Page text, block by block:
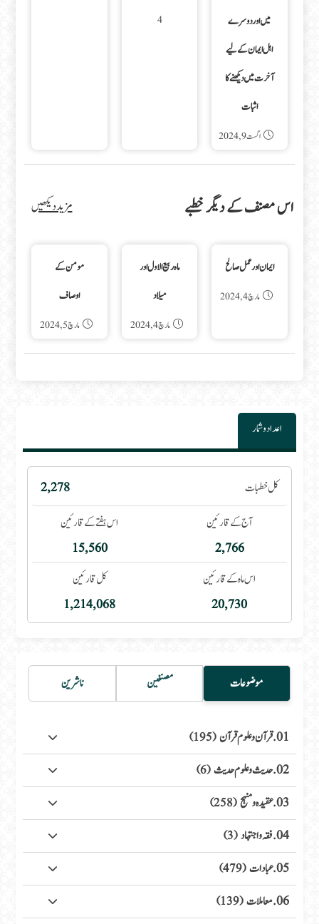
میں اور دوسرے
اہل ایمان کے لیے
آخرت میں دیکھنے کا
اثبات
اگست 9, 2024
4
اس مصنف کے دیگر خطبے مزید دیکھیں
ایمان اور عمل صالح
مارچ 4, 2024
ماہ ربیع الاول اور
میلاد
مارچ 4, 2024
مومن کے
اوصاف
مارچ 5, 2024
اعداد و شمار
کل خطبات
2,278
آج کے قارئین
2,766
اس ہفتے کے قارئین
15,560
اس ماہ کے قارئین
20,730
کل قارئین
1,214,068
موضوعات مصنفین ناشرین
01. قرآن وعلوم قرآن (195)
02. حدیث وعلوم حدیث (6)
03. عقیدہ ومنہج (258)
04. فقہ واجتہاد (3)
05. عبادات (479)
06. معاملات (139)